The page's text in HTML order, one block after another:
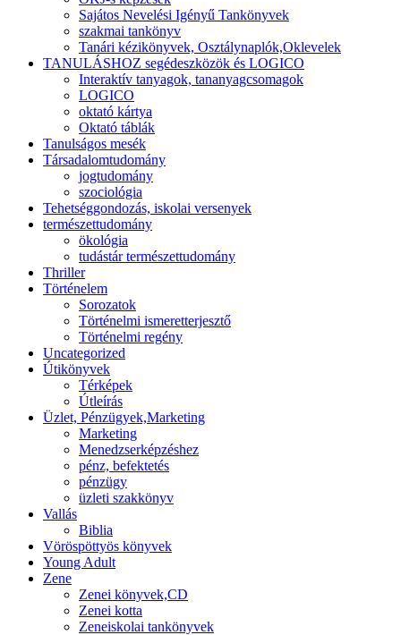
Sajátos Nevelési Igényű Tankönyvek
szakmai tankönyv
Tanári kézikönyvek, Osztálynaplók,Oklevelek
TANULÁSHOZ segédeszközök és LOGICO
Interaktív tanyagok, tananyagcsomagok
LOGICO
oktató kártya
Oktató táblák
Tanulságos mesék
Társadalomtudomány
jogtudomány
szociológia
Tehetséggondozás, iskolai versenyek
természettudomány
ökológia
tudástár természettudomány
Thriller
Történelem
Sorozatok
Történelmi ismeretterjesztő
Történelmi regény
Uncategorized
Útikönyvek
Térképek
Útleírás
Üzlet, Pénzügyek,Marketing
Marketing
Menedzserképzéshez
pénz, befektetés
pénzügy
üzleti szakkönyv
Vallás
Biblia
Vöröspöttyös könyvek
Young Adult
Zene
Zenei könyvek,CD
Zenei kotta
Zeneiskolai tankönyvek